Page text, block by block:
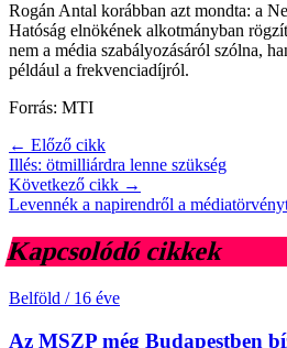
Rogán Antal korábban azt mondta: a
Hatóság elnökének alkotmányban
nem a média szabályozásáról szólna,
például a frekvenciadíjról.
Forrás: MTI
← Előző cikk
Illés: ötmilliárdra lenne szükség
Következő cikk →
Levennék a napirendről a
Kapcsolódó cikkek
Belföld / 16 éve
Az MSZP még Budapestben